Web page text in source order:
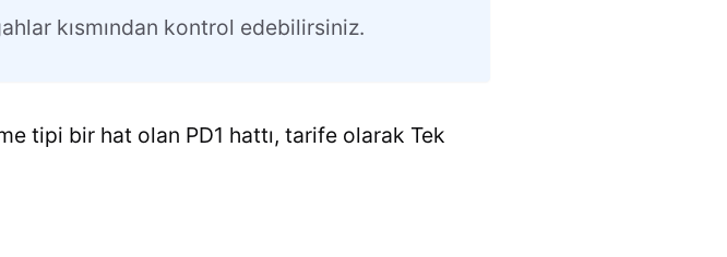
kısmından kontrol edebilirsiniz.
tipi bir hat olan PD1 hattı, tarife olarak Tek